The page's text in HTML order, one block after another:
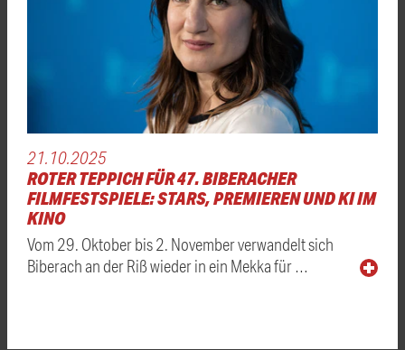
21.10.2025
ROTER TEPPICH FÜR 47. BIBERACHER
FILMFESTSPIELE: STARS, PREMIEREN UND KI IM
KINO
Vom 29. Oktober bis 2. November verwandelt sich
Biberach an der Riß wieder in ein Mekka für …